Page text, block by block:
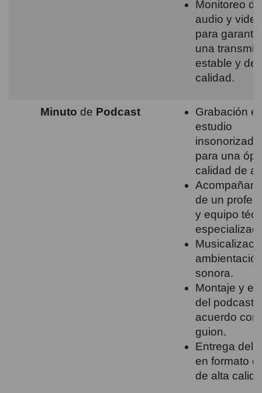
Monitoreo de
audio y video
para
una
estable y de
calidad.
Minuto de Podcast
Grabación
estudio
insonorizado
para una
calidad de
de un
y equipo
sonora.
Montaje y
del podcast
acuerdo con
guion.
Entrega del
en formato
de alta